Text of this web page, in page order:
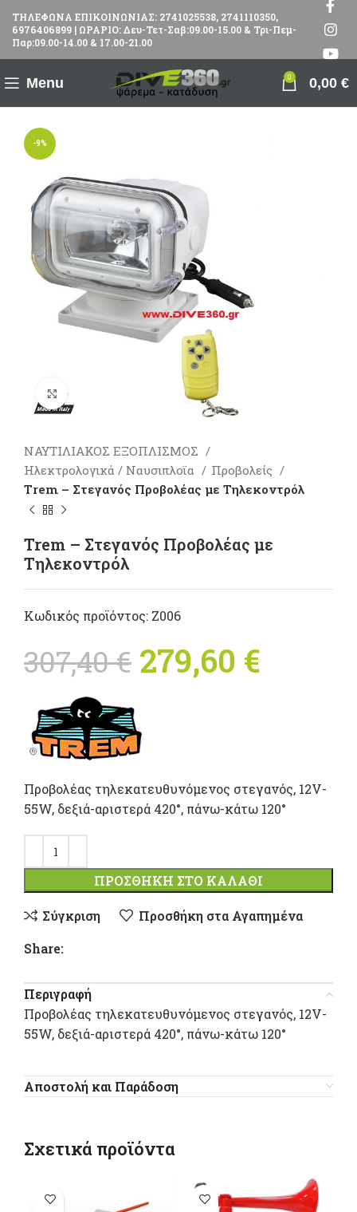
ΤΗΛΕΦΩΝΑ ΕΠΙΚΟΙΝΩΝΙΑΣ: 2741025538, 2741110350,
6976406899 | ΩΡΑΡΙΟ: Δευ-Τετ-Σαβ:09.00-15.00 & Τρι-Πεμ-
Παρ:09.00-14.00 & 17.00-21.00
Menu 0 0,00 €
-9%
Πατήστε για μεγέθυνση
ΝΑΥΤΙΛΙΑΚΟΣ ΕΞΟΠΛΙΣΜΟΣ
Ηλεκτρολογικά / Ναυσιπλοϊα
Προβολείς
Trem – Στεγανός Προβολέας με Τηλεκοντρόλ
Trem – Στεγανός Προβολέας με
Τηλεκοντρόλ
Κωδικός προϊόντος: Z006
307,40€ Original
307,40 €.
279,60 €
είναι:
Προβολέας τηλεκατευθυνόμενος στεγανός, 12V-
55W, δεξιά-αριστερά 420°, πάνω-κάτω 120°
ΠΡΟΣΘΉΚΗ ΣΤΟ ΚΑΛΆΘΙ
Σύγκριση
Προσθήκη στα Αγαπημένα
Share:
Περιγραφή
Προβολέας τηλεκατευθυνόμενος στεγανός, 12V-
55W, δεξιά-αριστερά 420°, πάνω-κάτω 120°
Αποστολή και Παράδοση
Σχετικά προϊόντα